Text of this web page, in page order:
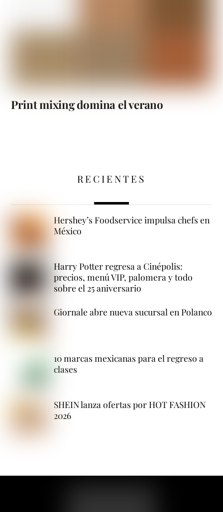
Print mixing domina el verano
RECIENTES
Hershey’s Foodservice impulsa chefs en
México
Harry Potter regresa a Cinépolis:
precios, menú VIP, palomera y todo
sobre el 25 aniversario
Giornale abre nueva sucursal en Polanco
10 marcas mexicanas para el regreso a
clases
SHEIN lanza ofertas por HOT FASHION
2026